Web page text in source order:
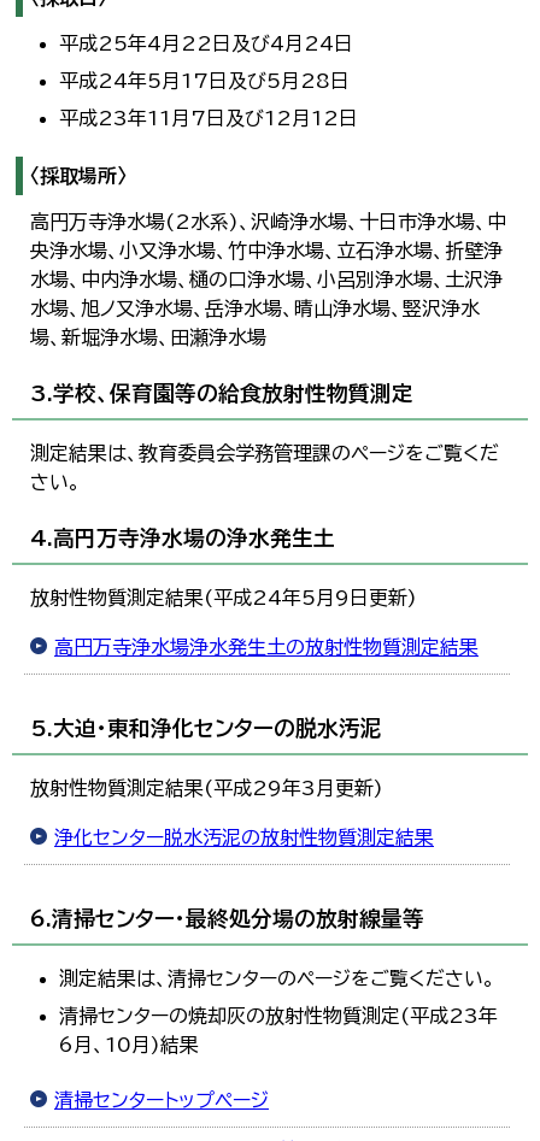
平成25年4月22日及び4月24日
平成24年5月17日及び5月28日
平成23年11月7日及び12月12日
〈採取場所〉
高円万寺浄水場(2水系)、沢崎浄水場、十日市浄水場、中
央浄水場、小又浄水場、竹中浄水場、立石浄水場、折壁浄
水場、中内浄水場、樋の口浄水場、小呂別浄水場、土沢浄
水場、旭ノ又浄水場、岳浄水場、晴山浄水場、竪沢浄水
場、新堀浄水場、田瀬浄水場
3.学校、保育園等の給食放射性物質測定
測定結果は、教育委員会学務管理課のページをご覧くだ
さい。
4.高円万寺浄水場の浄水発生土
放射性物質測定結果(平成24年5月9日更新)
高円万寺浄水場浄水発生土の放射性物質測定結果
5.大迫・東和浄化センターの脱水汚泥
放射性物質測定結果(平成29年3月更新)
浄化センター脱水汚泥の放射性物質測定結果
6.清掃センター・最終処分場の放射線量等
測定結果は、清掃センターのページをご覧ください。
清掃センターの焼却灰の放射性物質測定(平成23年
6月、10月)結果
清掃センタートップページ